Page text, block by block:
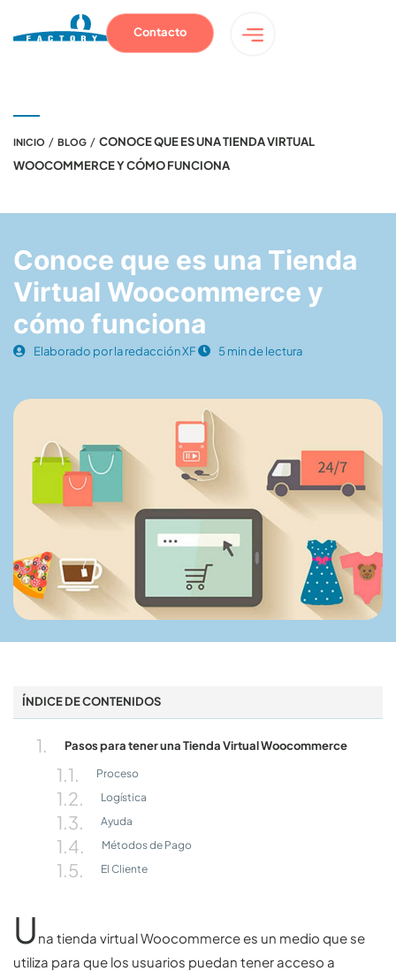
Contacto
INICIO / BLOG / CONOCE QUE ES UNA TIENDA VIRTUAL
WOOCOMMERCE Y CÓMO FUNCIONA
Conoce que es una Tienda
Virtual Woocommerce y
cómo funciona
Elaborado por la redacción XF 5 min de lectura
ÍNDICE DE CONTENIDOS
Pasos para tener una Tienda Virtual Woocommerce
Proceso
Logística
Ayuda
Métodos de Pago
El Cliente
U na tienda virtual Woocommerce es un medio que se
utiliza para que los usuarios puedan tener acceso a